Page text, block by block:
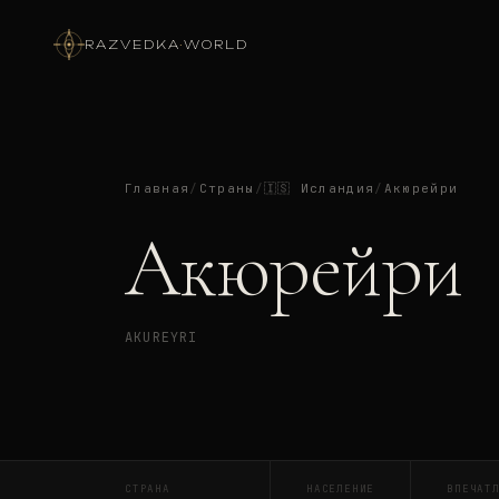
RAZVEDKA·WORLD
Главная / Страны /🇮🇸 Исландия / Акюрейри
Акюрейри
AKUREYRI
СТРАНА НАСЕЛЕНИЕ